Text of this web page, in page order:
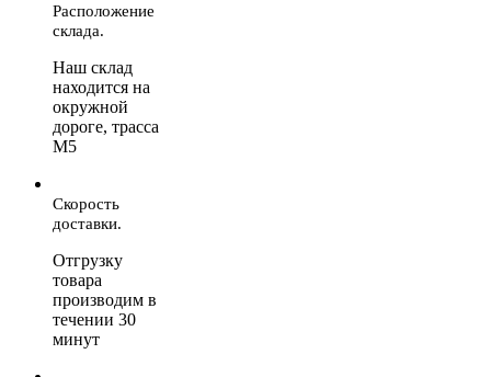
Расположение
склада.
Наш склад
находится на
окружной
дороге, трасса
М5
Скорость
доставки.
Отгрузку
товара
производим в
течении 30
минут